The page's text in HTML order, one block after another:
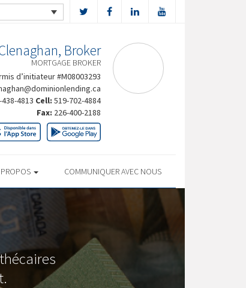
Broker
MORTGAGE BROKER
d’initiateur #M08003293
4813 Cell: 519-702-4884
Fax: 226-400-2188
COMMUNIQUER AVEC NOUS